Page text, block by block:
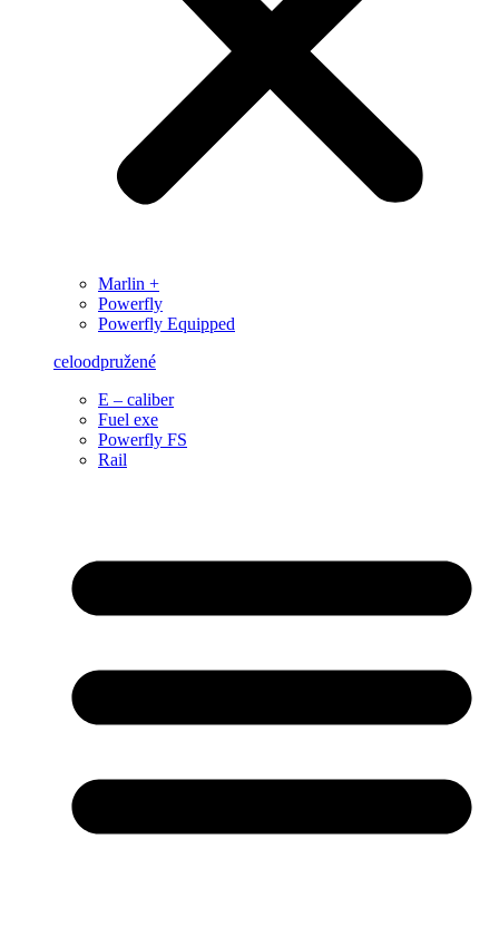
Marlin +
Powerfly
Powerfly Equipped
celoodpružené
E – caliber
Fuel exe
Powerfly FS
Rail